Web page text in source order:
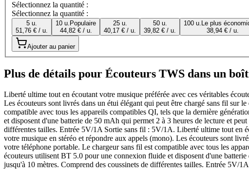
Sélectionnez la quantité :
Sélectionnez la quantité :
5 u.
51,76 € / u.
10 u. Populaire
44,82 € / u.
25 u.
40,17 € / u.
50 u.
39,82 € / u.
100 u. Le plus
38,94 € / u.
Ajouter au panier
Plus de détails pour Écouteurs TWS dans un
Liberté ultime tout en écoutant votre musique préférée avec ces véritables
Les écouteurs sont livrés dans un étui élégant qui peut être chargé sans fil sur
compatible avec tous les appareils compatibles QI, tels que la dernière
et disposent d'une batterie de 50 mAh qui permet 2 à 3 heures de lecture et
différentes tailles. Entrée 5V/1A Sortie sans fil : 5V/1A. Liberté ultime tout en
votre musique en stéréo et répondre aux appels (mono). Les écouteurs sont
votre téléphone portable. Le chargeur sans fil est compatible avec tous les
écouteurs utilisent BT 5.0 pour une connexion fluide et disposent d'une
jusqu'à 10 mètres. Comprend des coussinets de différentes tailles. Entrée 5V/